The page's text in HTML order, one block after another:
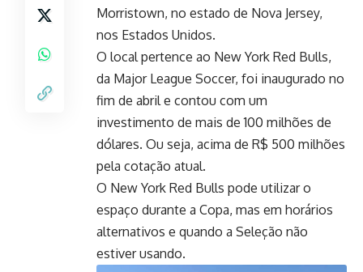
Morristown, no estado de Nova Jersey,
nos Estados Unidos.
O local pertence ao New York Red Bulls,
da Major League Soccer, foi inaugurado no
fim de abril e contou com um
investimento de mais de 100 milhões de
dólares. Ou seja, acima de R$ 500 milhões
pela cotação atual.
O New York Red Bulls pode utilizar o
espaço durante a Copa, mas em horários
alternativos e quando a Seleção não
estiver usando.